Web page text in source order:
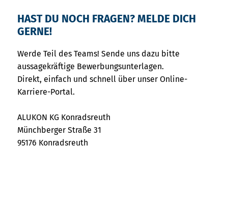
HAST DU NOCH FRAGEN? MELDE DICH
GERNE!
Werde Teil des Teams! Sende uns dazu bitte
aussagekräftige Bewerbungsunterlagen.
Direkt, einfach und schnell über unser Online-
Karriere-Portal.
ALUKON KG Konradsreuth
Münchberger Straße 31
95176 Konradsreuth